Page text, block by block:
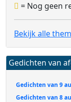
= Nog geen
Bekijk alle
Gedichten van
Gedichten van 9
Gedichten van 8